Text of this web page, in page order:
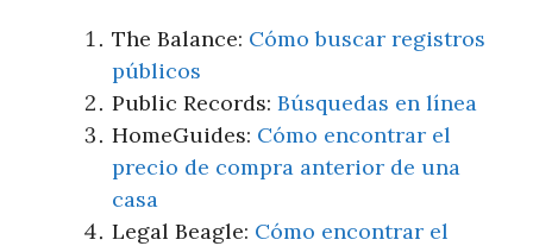
The Balance: Cómo buscar registros
públicos
Public Records: Búsquedas en línea
HomeGuides: Cómo encontrar el
precio de compra anterior de una
casa
Legal Beagle: Cómo encontrar el